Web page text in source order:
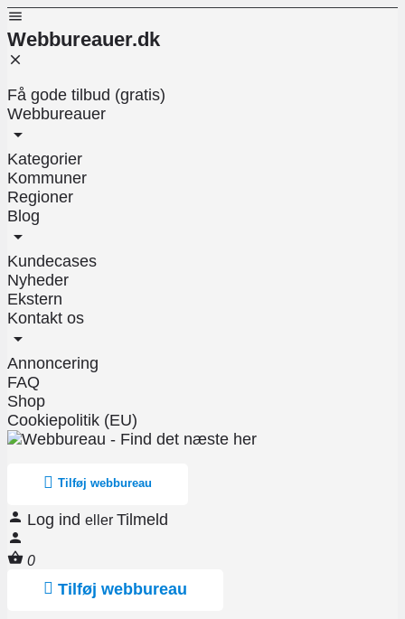
Webbureauer.dk
Få gode tilbud (gratis)
Webbureauer
Kategorier
Kommuner
Regioner
Blog
Kundecases
Nyheder
Ekstern
Kontakt os
Annoncering
FAQ
Shop
Cookiepolitik (EU)
Tilføj webbureau
Log ind eller Tilmeld
0
Tilføj webbureau